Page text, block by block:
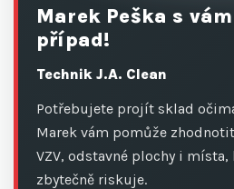
Marek Peška s
případ!
Technik J.A. Clean
Potřebujete projít sklad
Marek vám pomůže
VZV, odstavné plochy i
zbytečně riskuje.